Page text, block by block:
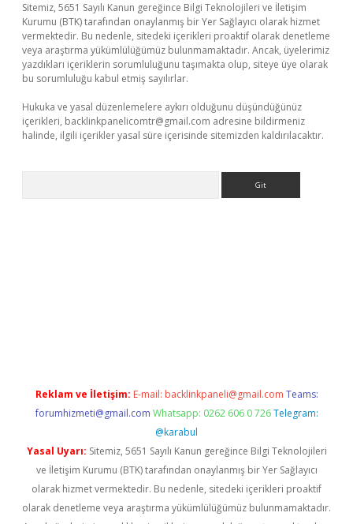
Sitemiz, 5651 Sayılı Kanun gereğince Bilgi Teknolojileri ve İletişim
Kurumu (BTK) tarafından onaylanmış bir Yer Sağlayıcı olarak hizmet
vermektedir. Bu nedenle, sitedeki içerikleri proaktif olarak denetleme
veya araştırma yükümlülüğümüz bulunmamaktadır. Ancak, üyelerimiz
yazdıkları içeriklerin sorumluluğunu taşımakta olup, siteye üye olarak
bu sorumluluğu kabul etmiş sayılırlar.
Hukuka ve yasal düzenlemelere aykırı olduğunu düşündüğünüz
içerikleri, backlinkpanelicomtr@gmail.com adresine bildirmeniz
halinde, ilgili içerikler yasal süre içerisinde sitemizden kaldırılacaktır.
Reklam ve İletişim: E-mail: backlinkpaneli@gmail.com Teams:
forumhizmeti@gmail.com Whatsapp: 0262 606 0 726 Telegram:
@karabul
Yasal Uyarı: Sitemiz, 5651 Sayılı Kanun gereğince Bilgi Teknolojileri
ve İletişim Kurumu (BTK) tarafından onaylanmış bir Yer Sağlayıcı
olarak hizmet vermektedir. Bu nedenle, sitedeki içerikleri proaktif
olarak denetleme veya araştırma yükümlülüğümüz bulunmamaktadır.